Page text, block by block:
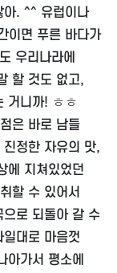
아. ^^ 유럽이나
이면 푸른 바다가
우리나라에
할 것도 없고,
거니까! ㅎㅎ
은 바로 남들
정한 자유의 맛,
에 지쳐있었던
할 수 있어서
로 되돌아 갈 수
대로 마음껏
아가서 평소에